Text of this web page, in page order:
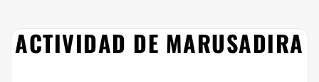
ACTIVIDAD DE MARUSADIRA